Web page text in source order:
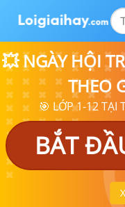
💥 NGÀY HỘI
THEO
🎯 LỚP 1-12 TẠI
BẮT